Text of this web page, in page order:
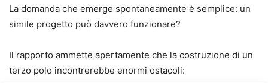
La domanda che emerge spontaneamente è semplice: un
simile progetto può davvero funzionare?
Il rapporto ammette apertamente che la costruzione di un
terzo polo incontrerebbe enormi ostacoli: